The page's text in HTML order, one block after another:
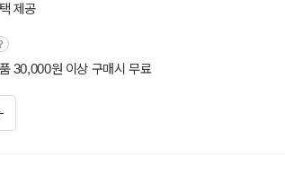
제공
30,000원 이상 구매시 무료